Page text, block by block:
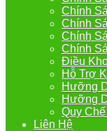
Chính
Chính
Chính
Chính
Điều
Hỗ Trợ
Hưỡng
Hưỡng
Quy
Liên Hệ